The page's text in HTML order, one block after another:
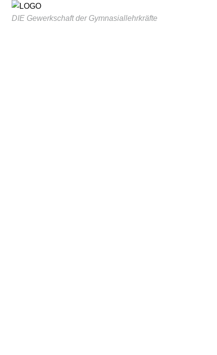
DIE Gewerkschaft der Gymnasiallehrkräfte